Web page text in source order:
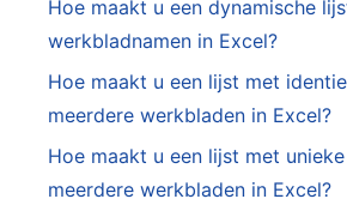
Hoe maakt u een dynamische
werkbladnamen in Excel?
Hoe maakt u een lijst met
meerdere werkbladen in Excel?
Hoe maakt u een lijst met
meerdere werkbladen in Excel?